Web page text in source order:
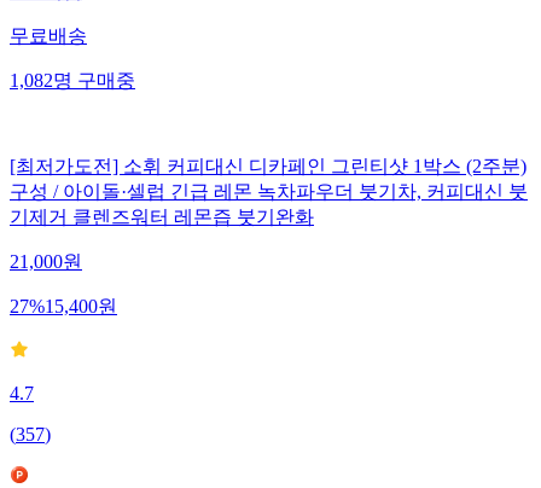
무료배송
1,082명구매중
[최저가도전] 소휘 커피대신 디카페인 그린티샷 1박스 (2주분)
구성 / 아이돌·셀럽 긴급 레몬 녹차파우더 붓기차, 커피대신 붓
기제거 클렌즈워터 레몬즙 붓기완화
21,000원
27%15,400원
4.7
(357)